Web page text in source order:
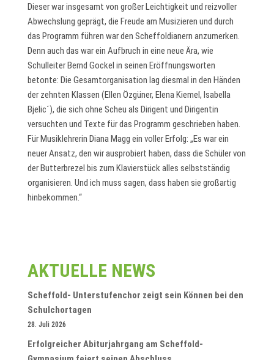
Dieser war insgesamt von großer Leichtigkeit und reizvoller
Abwechslung geprägt, die Freude am Musizieren und durch
das Programm führen war den Scheffoldianern anzumerken.
Denn auch das war ein Aufbruch in eine neue Ära, wie
Schulleiter Bernd Gockel in seinen Eröffnungsworten
betonte: Die Gesamtorganisation lag diesmal in den Händen
der zehnten Klassen (Ellen Özgüner, Elena Kiemel, Isabella
Bjelic´), die sich ohne Scheu als Dirigent und Dirigentin
versuchten und Texte für das Programm geschrieben haben.
Für Musiklehrerin Diana Magg ein voller Erfolg: „Es war ein
neuer Ansatz, den wir ausprobiert haben, dass die Schüler von
der Butterbrezel bis zum Klavierstück alles selbstständig
organisieren. Und ich muss sagen, dass haben sie großartig
hinbekommen.“
AKTUELLE NEWS
Scheffold- Unterstufenchor zeigt sein Können bei den
Schulchortagen
28. Juli 2026
Erfolgreicher Abiturjahrgang am Scheffold-